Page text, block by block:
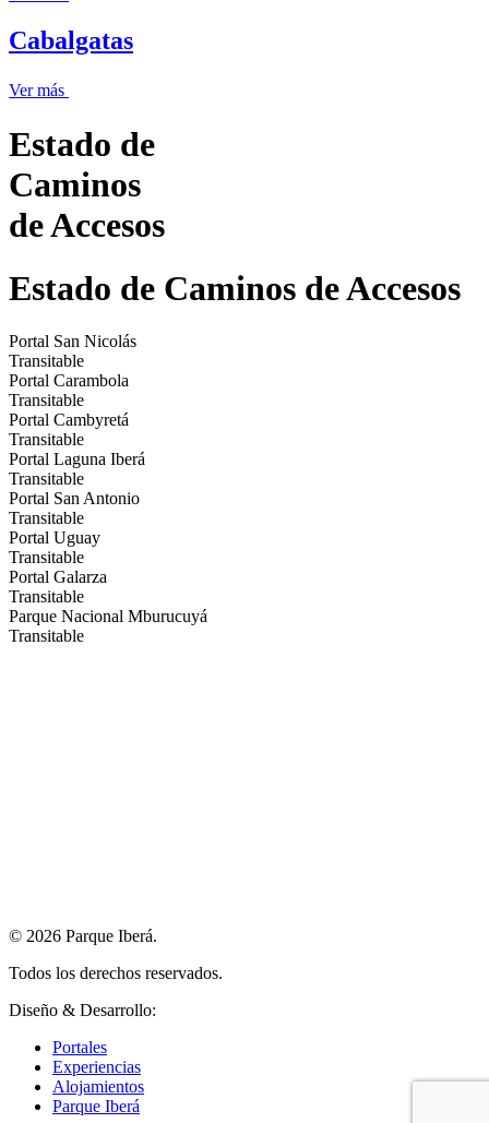
Cabalgatas
Ver más
Estado de
Caminos
de Accesos
Estado de Caminos de Accesos
Portal San Nicolás
Transitable
Portal Carambola
Transitable
Portal Cambyretá
Transitable
Portal Laguna Iberá
Transitable
Portal San Antonio
Transitable
Portal Uguay
Transitable
Portal Galarza
Transitable
Parque Nacional Mburucuyá
Transitable
© 2026 Parque Iberá.
Todos los derechos reservados.
Diseño & Desarrollo:
Portales
Experiencias
Alojamientos
Parque Iberá